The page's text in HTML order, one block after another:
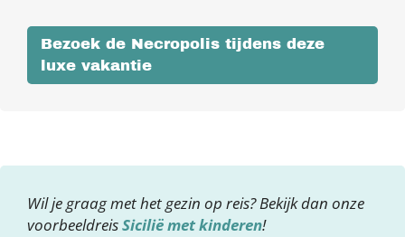
Bezoek de Necropolis tijdens deze
luxe vakantie
Wil je graag met het gezin op reis? Bekijk dan onze
voorbeeldreisSicilië met kinderen!